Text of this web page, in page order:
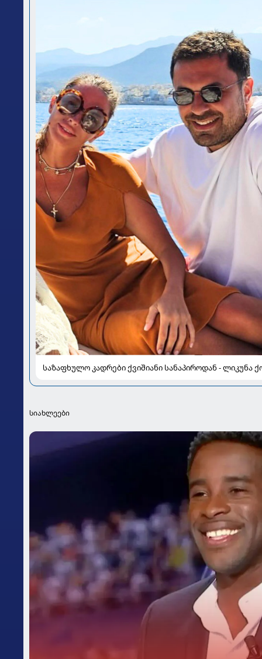
საზაფხულო კადრები ქვიშიანი სანაპიროდან -
სიახლეები